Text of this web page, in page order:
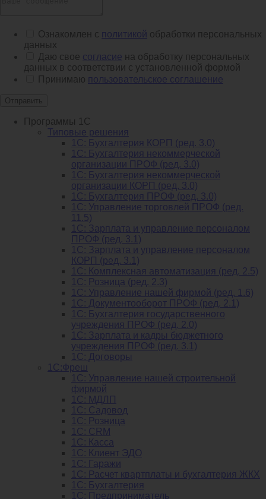
Ознакомлен с политикой обработки персональных
данных
Даю свое согласие на обработку персональных
данных в соответствии с установленной формой
Принимаю пользовательское соглашение
Отправить
Программы 1С
Типовые решения
1C: Бухгалтерия КОРП (ред. 3.0)
1С: Бухгалтерия некоммерческой
организации ПРОФ (ред. 3.0)
1С: Бухгалтерия некоммерческой
организации КОРП (ред. 3.0)
1C: Бухгалтерия ПРОФ (ред. 3.0)
1C: Управление торговлей ПРОФ (ред.
11.5)
1C: Зарплата и управление персоналом
ПРОФ (ред. 3.1)
1C: Зарплата и управление персоналом
КОРП (ред. 3.1)
1C: Комплексная автоматизация (ред. 2.5)
1С: Розница (ред. 2.3)
1С: Управление нашей фирмой (ред. 1.6)
1С: Документооборот ПРОФ (ред. 2.1)
1C: Бухгалтерия государственного
учреждения ПРОФ (ред. 2.0)
1C: Зарплата и кадры бюджетного
учреждения ПРОФ (ред. 3.1)
1С: Договоры
1С:Фреш
1С: Управление нашей строительной
фирмой
1С: МДЛП
1С: Садовод
1С: Розница
1C: CRM
1C: Касса
1С: Клиент ЭДО
1С: Гаражи
1C: Расчет квартплаты и бухгалтерия ЖКХ
1C: Бухгалтерия
1C: Предприниматель